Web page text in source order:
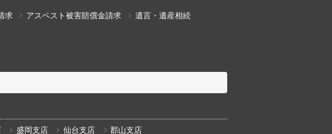
求 アスベスト被害賠償金請求 遺言・遺産相続
盛岡支店 仙台支店 郡山支店